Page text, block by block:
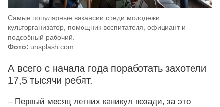
Самые популярные вакансии среди молодежи:
культорганизатор, помощник воспитателя, официант и
подсобный рабочий.
Фото: unsplash.com
А всего с начала года поработать захотели
17,5 тысячи ребят.
– Первый месяц летних каникул позади, за это